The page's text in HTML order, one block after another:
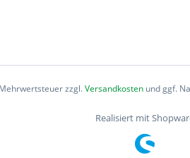
zzgl.Versandkostenund ggf.
Realisiert mit